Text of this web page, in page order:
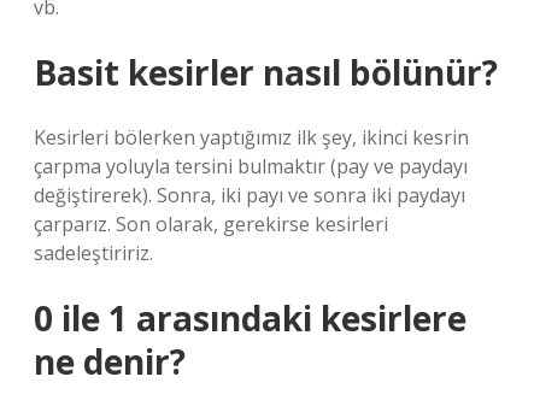
vb.
Basit kesirler nasıl bölünür?
Kesirleri bölerken yaptığımız ilk şey, ikinci kesrin
çarpma yoluyla tersini bulmaktır (pay ve paydayı
değiştirerek). Sonra, iki payı ve sonra iki paydayı
çarparız. Son olarak, gerekirse kesirleri
sadeleştiririz.
0 ile 1 arasındaki kesirlere
ne denir?